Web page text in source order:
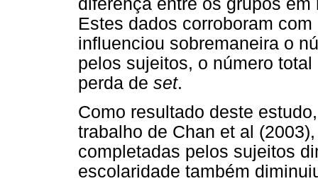
Estes dados corroboram
influenciou sobremaneira o
pelos sujeitos, o número
perda de set.
Como resultado deste
trabalho de Chan et al
completadas pelos sujeitos
escolaridade também